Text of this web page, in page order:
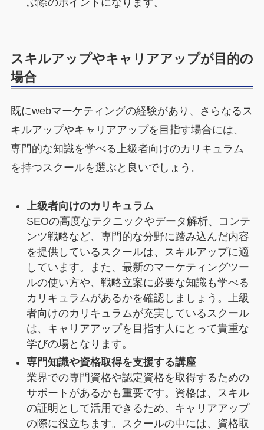
ぶ際のポイントになります。
スキルアップやキャリアアップが目的の
場合
既にwebマーケティングの経験があり、さらなるス
キルアップやキャリアアップを目指す場合には、
専門的な知識を学べる上級者向けのカリキュラム
を持つスクールを選ぶと良いでしょう。
上級者向けのカリキュラム
SEOの高度なテクニックやデータ解析、コンテ
ンツ戦略など、専門的な分野に踏み込んだ内容
を提供しているスクールは、スキルアップに適
しています。また、最新のマーケティングツー
ルの使い方や、戦略立案に必要な知識も学べる
カリキュラムがあるかを確認しましょう。上級
者向けのカリキュラムが充実しているスクール
は、キャリアアップを目指す人にとって貴重な
学びの場となります。
専門知識や資格取得を支援する講座
業界での専門資格や認定資格を取得するための
サポートがあるかも重要です。資格は、スキル
の証明として活用できるため、キャリアアップ
の際に役立ちます。スクールの中には、資格取